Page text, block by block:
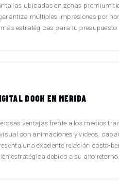
ubicadas en zonas premium
múltiples impresiones por
estratégicas para tu presupuesto
DOOH EN MERIDA
ventajas frente a los medios
con animaciones y videos,
una excelente relación
estratégica debido a su alto retorno.